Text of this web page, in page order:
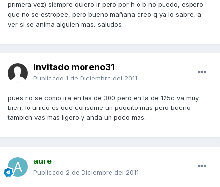
primera vez) siempre quiero ir pero por h o b no puedo, espero
que no se estropee, pero bueno mañana creo q ya lo sabre, a
ver si se anima alguien mas, saludos
Invitado moreno31
Publicado 1 de Diciembre del 2011
pues no se como ira en las de 300 pero en la de 125c va muy
bien, lo unico es que consume un poquito mas pero bueno
tambien vas mas ligero y anda un poco mas.
aure
Publicado 2 de Diciembre del 2011